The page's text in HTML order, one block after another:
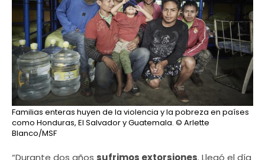
Familias enteras huyen de la violencia y la pobreza en países
como Honduras, El Salvador y Guatemala. © Arlette
Blanco/MSF